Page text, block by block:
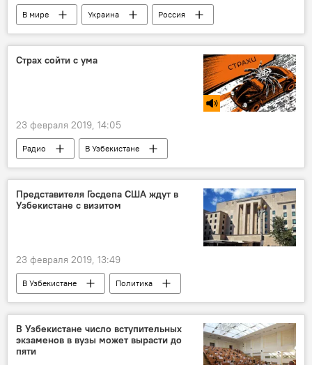
В мире Украина
Россия
Владимир Путин
Петр Порошенко
Политика
Страх сойти с ума
23 февраля 2019, 14:05
Радио
В Узбекистане
Подкасты РИА
Представителя Госдепа США ждут в
Узбекистане с визитом
23 февраля 2019, 13:49
В Узбекистане Политика
В Узбекистане число вступительных
экзаменов в вузы может вырасти до
пяти